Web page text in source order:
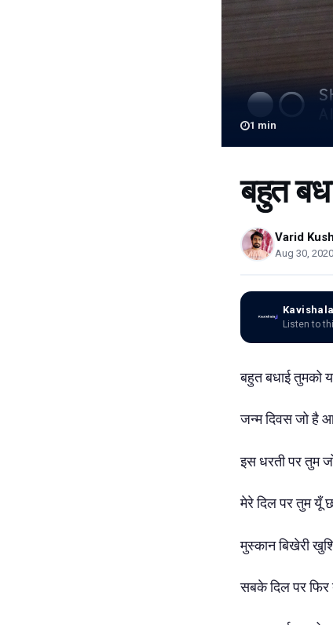
1 min
बहुत
Varid
Aug 30, 2020
Listen to
बहुत बधाई तुमको
जन्म दिवस जो है
इस धरती पर तुम
मेरे दिल पर तुम यूँ
मुस्कान बिखेरी
सबके दिल पर फिर